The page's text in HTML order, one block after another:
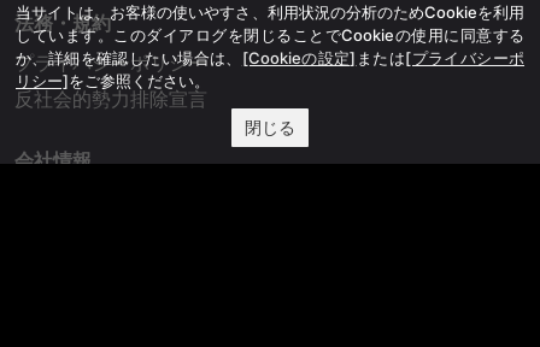
法務・規約
プライバシーポリシー
反社会的勢力排除宣言
会社情報
当サイトは、お客様の使いやすさ、利用状況の分析のためCookieを利用
しています。このダイアログを閉じることでCookieの使用に同意する
か、詳細を確認したい場合は、 [Cookieの設定] または[プライバシーポ
リシー]をご参照ください。
閉じる